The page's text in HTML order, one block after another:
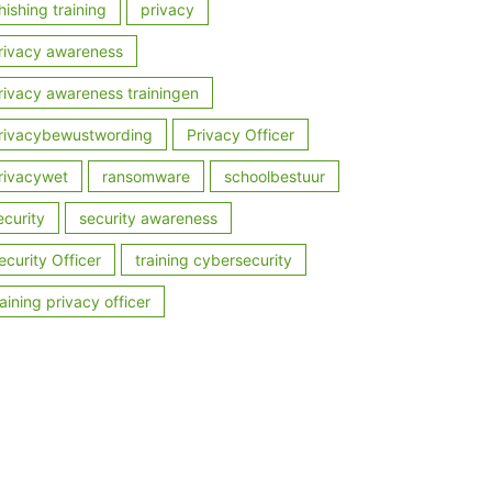
training privacy
awareness
awareness trainingen
Privacy Officer
ransomware schoolbestuur
security awareness
Officer training cybersecurity
privacy officer